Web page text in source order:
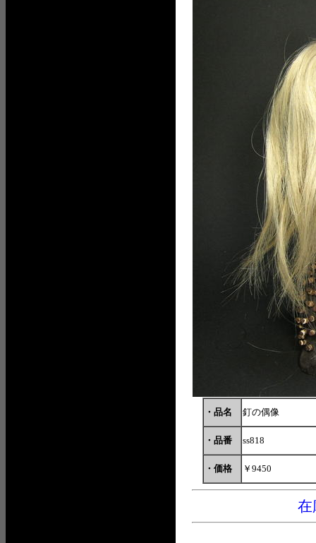
・品名 釘の偶像
・品番 ss818
・価格 ￥9450
在